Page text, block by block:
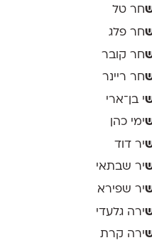
חר טל
חר פלג
חר קובר
חר ריינר
י בן־ארי
ימי כהן
יר דוד
יר שבתאי
יר שפירא
ירה גלעדי
ירה קרת